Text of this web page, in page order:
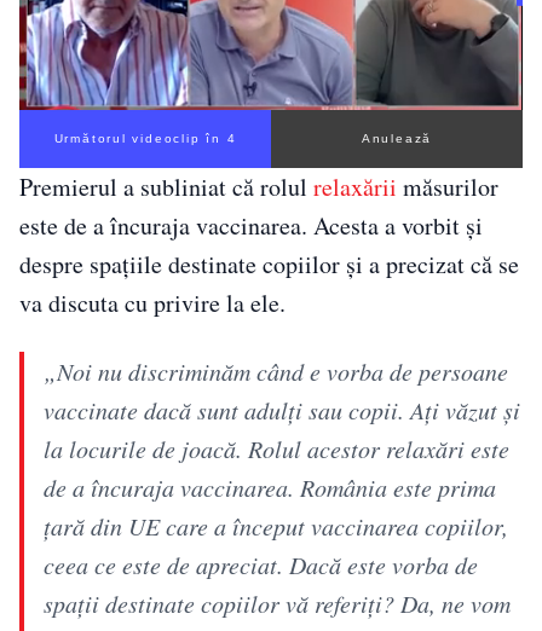
Următorul videoclip în 3 Anulează
Premierul a subliniat că rolul relaxării măsurilor
este de a încuraja vaccinarea. Acesta a vorbit și
despre spațiile destinate copiilor și a precizat că se
va discuta cu privire la ele.
„Noi nu discriminăm când e vorba de persoane
vaccinate dacă sunt adulți sau copii. Ați văzut și
la locurile de joacă. Rolul acestor relaxări este
de a încuraja vaccinarea. România este prima
țară din UE care a început vaccinarea copiilor,
ceea ce este de apreciat. Dacă este vorba de
spații destinate copiilor vă referiți? Da, ne vom